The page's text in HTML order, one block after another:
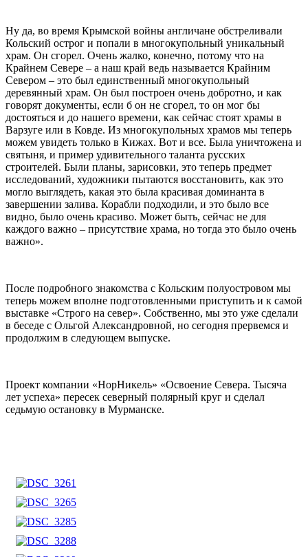
Ну да, во время Крымской войны англичане обстреливали
Кольский острог и попали в многокупольный уникальный
храм. Он сгорел. Очень жалко, конечно, потому что на
Крайнем Севере – а наш край ведь называется Крайним
Севером – это был единственный многокупольный
деревянный храм. Он был построен очень добротно, и как
говорят документы, если б он не сгорел, то он мог бы
достояться и до нашего времени, как сейчас стоят храмы в
Варзуге или в Ковде. Из многокупольных храмов мы теперь
можем увидеть только в Кижах. Вот и все. Была уничтожена и
святыня, и пример удивительного таланта русских
строителей. Были планы, зарисовки, это теперь предмет
исследований, художники пытаются восстановить, как это
могло выглядеть, какая это была красивая доминанта в
завершении залива. Корабли подходили, и это было все
видно, было очень красиво. Может быть, сейчас не для
каждого важно – присутствие храма, но тогда это было очень
важно».
После подробного знакомства с Кольским полуостровом мы
теперь можем вполне подготовленными приступить и к самой
выставке «Строго на север». Собственно, мы это уже сделали
в беседе с Ольгой Александровной, но сегодня прервемся и
продолжим в следующем выпуске.
Проект компании «НорНикель» «Освоение Севера. Тысяча
лет успеха» пересек северный полярный круг и сделал
седьмую остановку в Мурманске.